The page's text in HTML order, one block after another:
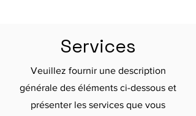
Services
Veuillez fournir une description
générale des éléments ci-dessous et
présenter les services que vous